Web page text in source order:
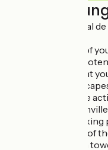
Camping Municipal
On the occasion of
treasures of the
region will enchant
enchanting
for outings, leisure
location of the
a dreamy and relaxing
Located at the tip of
Island, the Vauban